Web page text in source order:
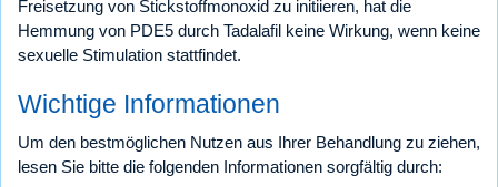
Freisetzung von Stickstoffmonoxid zu initiieren, hat die
Hemmung von PDE5 durch Tadalafil keine Wirkung, wenn keine
sexuelle Stimulation stattfindet.
Wichtige Informationen
Um den bestmöglichen Nutzen aus Ihrer Behandlung zu ziehen,
lesen Sie bitte die folgenden Informationen sorgfältig durch: